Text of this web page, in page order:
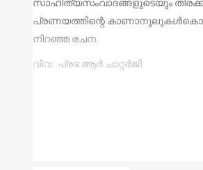
സാഹിത്യസംവാദങ്ങളുടെയും
പ്രണയത്തിന്റെ
നിറഞ്ഞ രചന.
വിവ : പ്രഭ ആർ ചാറ്റർജി